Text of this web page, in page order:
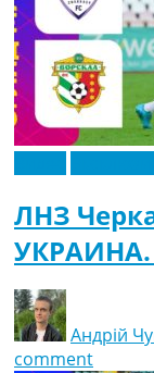
ЛНЗ
УКРАИНА.
Андрій
comment